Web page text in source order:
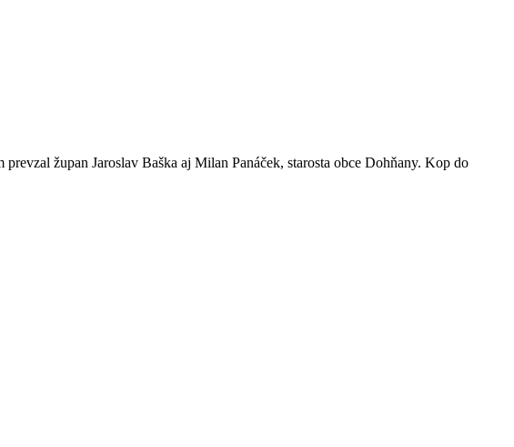
župan Jaroslav Baška aj Milan Panáček, starosta obce Dohňany. Kop do